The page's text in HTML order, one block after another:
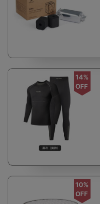
14%
OFF
10%
OFF